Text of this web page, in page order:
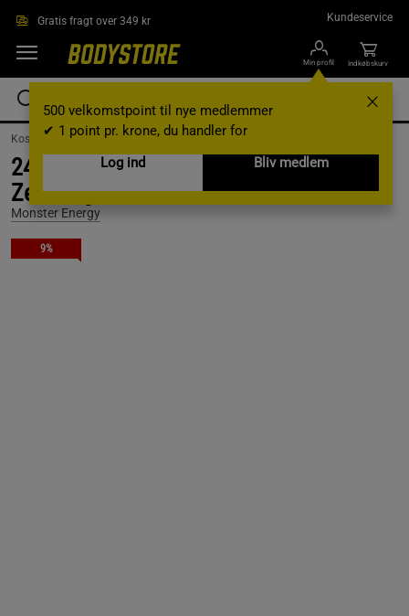
Gratis fragt over 349 kr Kundeservice
Min profil
500 velkomstpoint til nye medlemmer
✔ 1 point pr. krone, du handler for
Log ind
Bliv medlem
Indkøbskurv
Kosttilskud / Drikkevarer / Energidrik
24 x Monster Energy 50 cl Full Throttle
Zero Sugar
Monster Energy
9%